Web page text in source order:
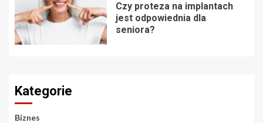
Czy proteza na implantach
jest odpowiednia dla
seniora?
Kategorie
Biznes